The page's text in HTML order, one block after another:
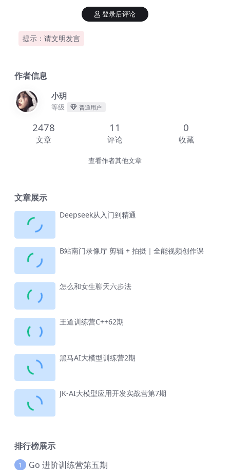
提示：请文明发言
登录后评论
作者信息
小玥
等级 普通用户
2478
文章
11
评论
0
收藏
查看作者其他文章
文章展示
Deepseek从入门到精通
B站南门录像厅 剪辑 + 拍摄｜全能视频创作课
怎么和女生聊天六步法
王道训练营C++62期
黑马AI大模型训练营2期
JK-AI大模型应用开发实战营第7期
排行榜展示
1 Go 进阶训练营第五期